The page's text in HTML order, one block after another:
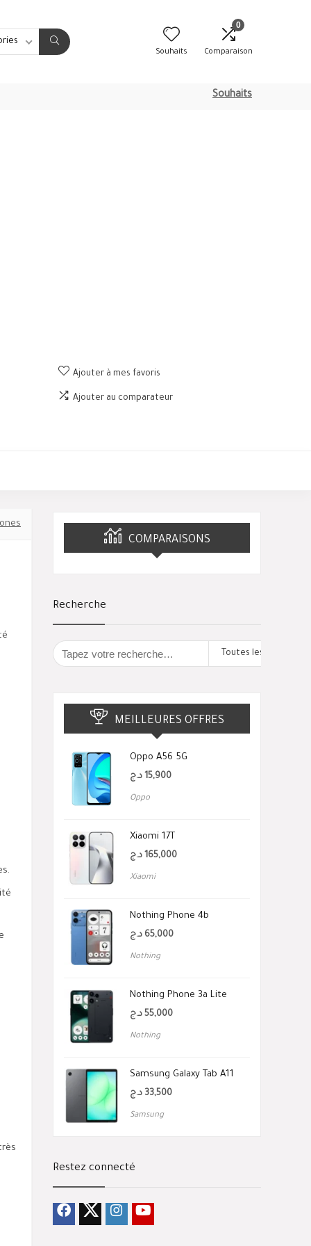
Souhaits
0
Comparaison
Souhaits
Ajouter à mes favoris
Ajouter au comparateur
COMPARAISONS
Recherche
Toutes les catégories
MEILLEURES OFFRES
Oppo A56 5G
15,900 د.ج
Oppo
Xiaomi 17T
165,000 د.ج
Xiaomi
Nothing Phone 4b
65,000 د.ج
Nothing
Nothing Phone 3a Lite
55,000 د.ج
Nothing
Samsung Galaxy Tab A11
33,500 د.ج
Samsung
Restez connecté